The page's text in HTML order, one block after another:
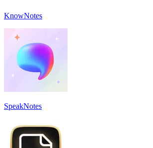
KnowNotes
SpeakNotes